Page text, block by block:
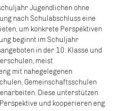
Jugendlichen ohne
nach Schulabschluss eine
um konkrete Perspektiven
beginnt im Schuljahr
in der 10. Klasse und
meist
mit nahegelegenen
Gemeinschaftsschulen
Diese unterstützen
und kooperieren eng